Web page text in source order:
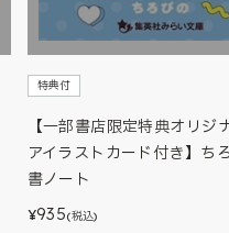
特典付
【一部書店限定特典オリジ
アイラストカード付き】ち
書ノート
¥935(税込)